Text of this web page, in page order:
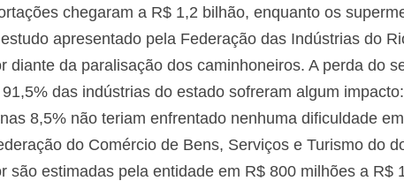
chegaram a R$ 1,2 bilhão, enquanto os
apresentado pela Federação das Indústrias do
diante da paralisação dos caminhoneiros. A perda do
das indústrias do estado sofreram algum
8,5% não teriam enfrentado nenhuma dificuldade
do Comércio de Bens, Serviços e Turismo do
são estimadas pela entidade em R$ 800 milhões a R$